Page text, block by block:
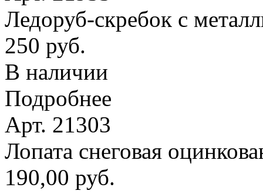
Ледоруб-скребок с
250 руб.
В наличии
Подробнее
Арт. 21303
Лопата снеговая
190,00 руб.